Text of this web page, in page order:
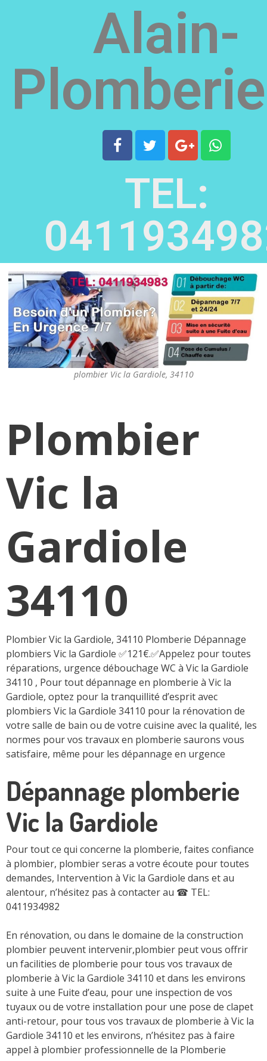
Alain-
TEL:
plombier Vic la Gardiole, 34110
Plombier
Vic la
Gardiole
34110
Plombier Vic la Gardiole, 34110 Plomberie Dépannage
plombiers Vic la Gardiole ✅121€.✅Appelez pour toutes
réparations, urgence débouchage WC à Vic la Gardiole
34110 , Pour tout dépannage en plomberie à Vic la
Gardiole, optez pour la tranquillité d’esprit avec
plombiers Vic la Gardiole 34110 pour la rénovation de
votre salle de bain ou de votre cuisine avec la qualité, les
normes pour vos travaux en plomberie saurons vous
satisfaire, même pour les dépannage en urgence
Dépannage plomberie
Vic la Gardiole
Pour tout ce qui concerne la plomberie, faites confiance
à plombier, plombier seras a votre écoute pour toutes
demandes, Intervention à Vic la Gardiole dans et au
alentour, n’hésitez pas à contacter au ☎ TEL:
0411934982
En rénovation, ou dans le domaine de la construction
plombier peuvent intervenir,plombier peut vous offrir
un facilities de plomberie pour tous vos travaux de
plomberie à Vic la Gardiole 34110 et dans les environs
suite à une Fuite d’eau, pour une inspection de vos
tuyaux ou de votre installation pour une pose de clapet
anti-retour, pour tous vos travaux de plomberie à Vic la
Gardiole 34110 et les environs, n’hésitez pas à faire
appel à plombier professionnelle de la Plomberie